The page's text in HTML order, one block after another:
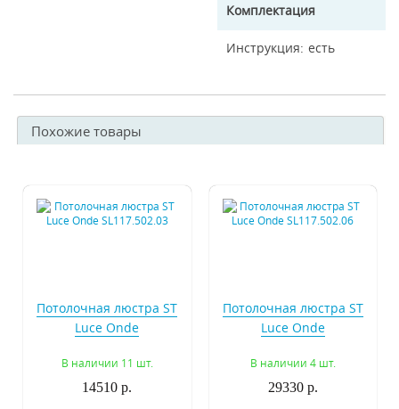
Комплектация
Инструкция есть
Похожие товары
Потолочная люстра ST
Luce Onde
В наличии 11 шт.
14510 р.
Потолочная люстра ST
Luce Onde
В наличии 4 шт.
29330 р.